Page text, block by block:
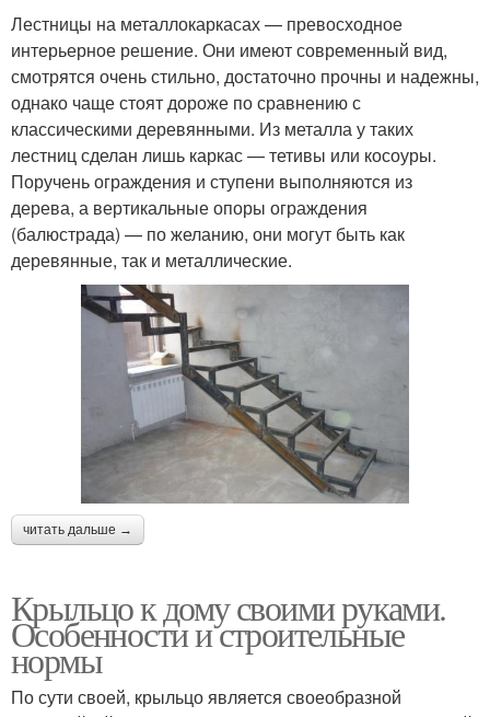
Лестницы на металлокаркасах — превосходное
интерьерное решение. Они имеют современный вид,
смотрятся очень стильно, достаточно прочны и надежны,
однако чаще стоят дороже по сравнению с
классическими деревянными. Из металла у таких
лестниц сделан лишь каркас — тетивы или косоуры.
Поручень ограждения и ступени выполняются из
дерева, а вертикальные опоры ограждения
(балюстрада) — по желанию, они могут быть как
деревянные, так и металлические.
читать дальше →
Крыльцо к дому своими руками.
Особенности и строительные
нормы
По сути своей, крыльцо является своеобразной